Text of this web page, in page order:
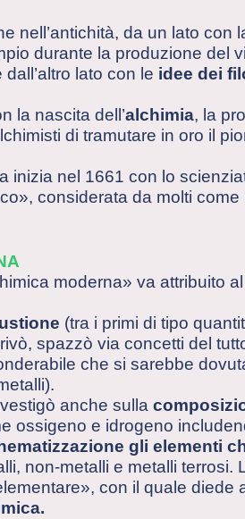
nell’antichità, da un lato con
durante la produzione del
lato con le idee dei
la nascita dell’alchimia, la
di tramutare in oro il
inizia nel 1661 con lo
considerata da molti come
moderna» va attribuito
(tra i primi di tipo
spazzò via concetti del
che si sarebbe
anche sulla
ossigeno e idrogeno
gli elementi
non-metalli e metalli terrosi.
con il quale diede